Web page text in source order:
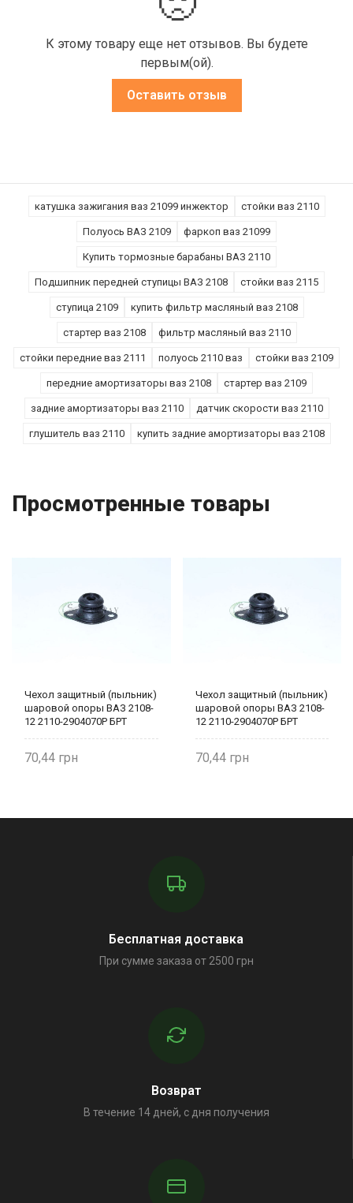
К этому товару еще нет отзывов. Вы будете
первым(ой).
Оставить отзыв
катушка зажигания ваз 21099 инжектор стойки ваз 2110
Полуось ВАЗ 2109 фаркоп ваз 21099
Купить тормозные барабаны ВАЗ 2110
Подшипник передней ступицы ВАЗ 2108 стойки ваз 2115
ступица 2109 купить фильтр масляный ваз 2108
стартер ваз 2108 фильтр масляный ваз 2110
стойки передние ваз 2111 полуось 2110 ваз стойки ваз 2109
передние амортизаторы ваз 2108 стартер ваз 2109
задние амортизаторы ваз 2110 датчик скорости ваз 2110
глушитель ваз 2110 купить задние амортизаторы ваз 2108
Просмотренные товары
Чехол защитный (пыльник)
шаровой опоры ВАЗ 2108-
12 2110-2904070Р БРТ
70,44
Чехол защитный (пыльник)
шаровой опоры ВАЗ 2108-
12 2110-2904070Р БРТ
70,44
Бесплатная доставка
При сумме заказа от 2500 грн
Возврат
В течение 14 дней, с дня получения